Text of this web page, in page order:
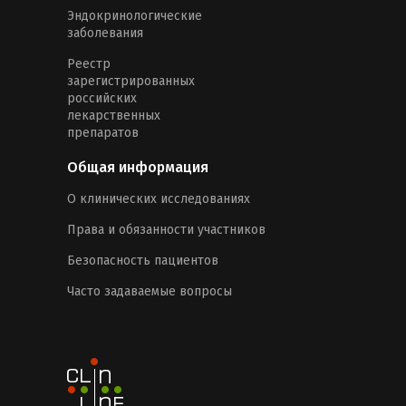
Эндокринологические
заболевания
Реестр
зарегистрированных
российских
лекарственных
препаратов
Общая информация
О клинических исследованиях
Права и обязанности участников
Безопасность пациентов
Часто задаваемые вопросы